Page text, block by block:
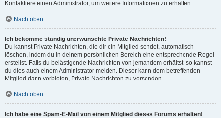
Kontaktiere einen Administrator, um weitere Informationen zu erhalten.
Nach oben
Ich bekomme ständig unerwünschte Private Nachrichten!
Du kannst Private Nachrichten, die dir ein Mitglied sendet, automatisch
löschen, indem du in deinem persönlichen Bereich eine entsprechende Regel
erstellst. Falls du belästigende Nachrichten von jemandem erhältst, so kannst
du dies auch einem Administrator melden. Dieser kann dem betreffenden
Mitglied dann verbieten, Private Nachrichten zu versenden.
Nach oben
Ich habe eine Spam-E-Mail von einem Mitglied dieses Forums erhalten!